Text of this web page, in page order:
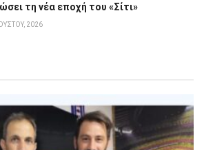
τη νέα εποχή του «Σίτι»
2026